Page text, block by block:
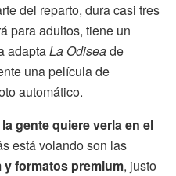
del reparto, dura casi tres
para adultos, tiene un
adaptaLa Odiseade
una película de
automático.
la gente quiere verla en el
está volando son las
y formatos premium, justo